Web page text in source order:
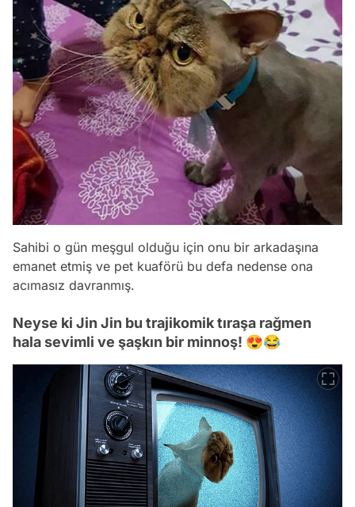
Sahibi o gün meşgul olduğu için onu bir arkadaşına
emanet etmiş ve pet kuaförü bu defa nedense ona
acımasız davranmış.
Neyse ki Jin Jin bu trajikomik tıraşa rağmen
hala sevimli ve şaşkın bir minnoş! 😍😂